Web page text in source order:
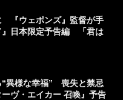
『ウェポンズ』監督が手
』日本限定予告編 「君は
“異様な幸福” 喪失と禁忌
ヴ・エイカー 召喚』予告